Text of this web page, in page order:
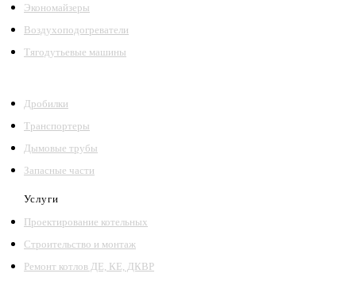
Экономайзеры
Воздухоподогреватели
Тягодутьевые машины
Дробилки
Транспортеры
Дымовые трубы
Запасные части
Услуги
Проектирование котельных
Строительство и монтаж
Ремонт котлов ДЕ, КЕ, ДКВР